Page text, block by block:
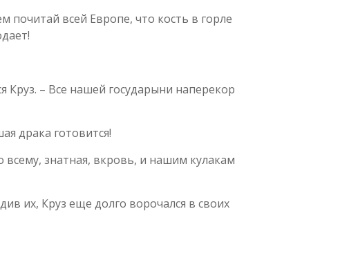
всей Европе, что кость в горле
Круз. – Все нашей государыни наперекор
драка готовится!
всему, знатная, вкровь, и нашим кулакам
их, Круз еще долго ворочался в своих